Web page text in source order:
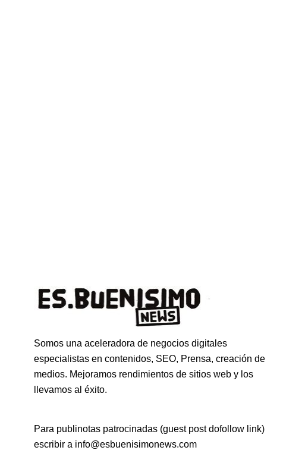
Somos una aceleradora de negocios digitales
especialistas en contenidos, SEO, Prensa, creación de
medios. Mejoramos rendimientos de sitios web y los
llevamos al éxito.
Para publinotas patrocinadas (guest post dofollow link)
escribir a info@esbuenisimonews.com